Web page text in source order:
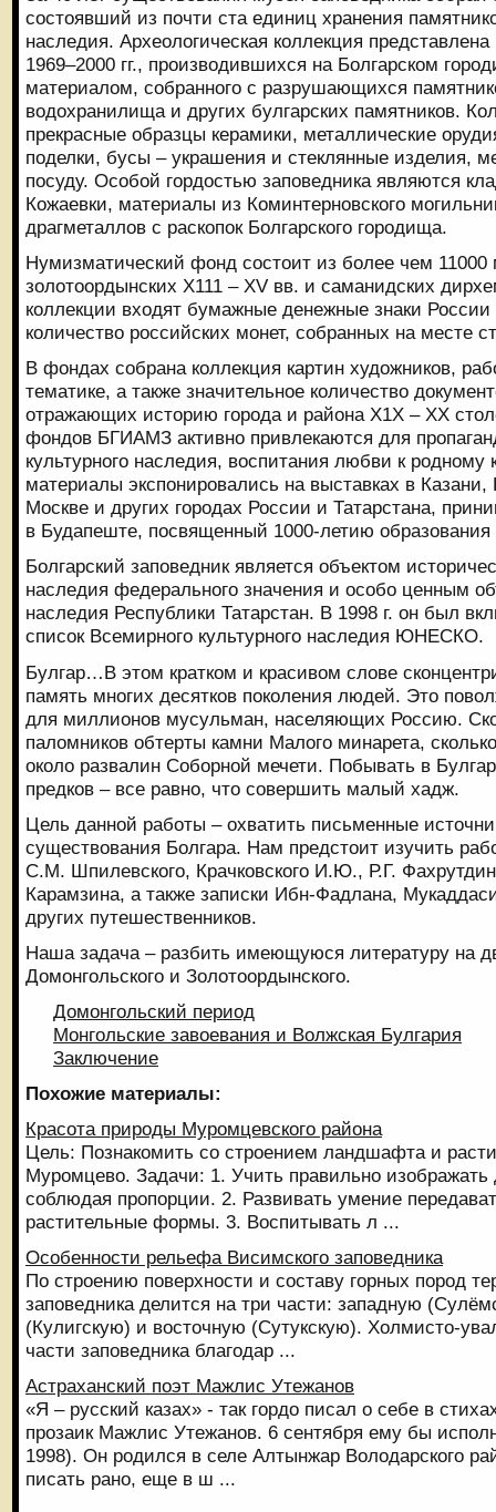
состоявший из почти ста единиц хранения
наследия. Археологическая коллекция
1969–2000 гг., производившихся на Болгарском
материалом, собранного с разрушающихся
водохранилища и других булгарских памятников.
прекрасные образцы керамики, металлические
поделки, бусы – украшения и стеклянные изделия,
посуду. Особой гордостью заповедника являются
Кожаевки, материалы из Коминтерновского
драгметаллов с раскопок Болгарского городища.
Нумизматический фонд состоит из более чем 11000
золотоордынских Х111 – XV вв. и саманидских
коллекции входят бумажные денежные знаки
количество российских монет, собранных на месте
В фондах собрана коллекция картин художников,
тематике, а также значительное количество
отражающих историю города и района Х1Х – ХХ
фондов БГИАМЗ активно привлекаются для
культурного наследия, воспитания любви к
материалы экспонировались на выставках в
Москве и других городах России и Татарстана,
в Будапеште, посвященный 1000-летию образования
Болгарский заповедник является объектом
наследия федерального значения и особо ценным
наследия Республики Татарстан. В 1998 г. он был
список Всемирного культурного наследия ЮНЕСКО.
Булгар…В этом кратком и красивом слове
память многих десятков поколения людей. Это
для миллионов мусульман, населяющих Россию.
паломников обтерты камни Малого минарета,
около развалин Соборной мечети. Побывать в
предков – все равно, что совершить малый хадж.
Цель данной работы – охватить письменные
существования Болгара. Нам предстоит изучить
С.М. Шпилевского, Крачковского И.Ю., Р.Г.
Карамзина, а также записки Ибн-Фадлана,
других путешественников.
Наша задача – разбить имеющуюся литературу на
Домонгольского и Золотоордынского.
Домонгольский период
Монгольские завоевания и Волжская Булгария
Заключение
Похожие материалы:
Красота природы Муромцевского района
Цель: Познакомить со строением ландшафта и
Муромцево. Задачи: 1. Учить правильно изображать
соблюдая пропорции. 2. Развивать умение
растительные формы. 3. Воспитывать л ...
Особенности рельефа Висимского заповедника
По строению поверхности и составу горных пород
заповедника делится на три части: западную
(Кулигскую) и восточную (Сутукскую). Холмисто-
части заповедника благодар ...
Астраханский поэт Мажлис Утежанов
«Я – русский казах» - так гордо писал о себе в
прозаик Мажлис Утежанов. 6 сентября ему бы
1998). Он родился в селе Алтынжар Володарского
писать рано, еще в ш ...